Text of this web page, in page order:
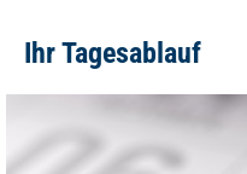
Ihr Tagesablauf